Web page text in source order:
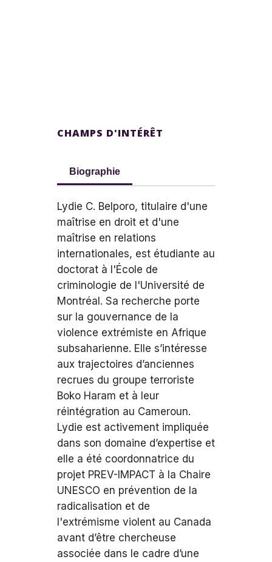
CHAMPS D'INTÉRÊT
Biographie
Lydie C. Belporo, titulaire d'une
maîtrise en droit et d'une
maîtrise en relations
internationales, est étudiante au
doctorat à l'École de
criminologie de l'Université de
Montréal. Sa recherche porte
sur la gouvernance de la
violence extrémiste en Afrique
subsaharienne. Elle s’intéresse
aux trajectoires d’anciennes
recrues du groupe terroriste
Boko Haram et à leur
réintégration au Cameroun.
Lydie est activement impliquée
dans son domaine d’expertise et
elle a été coordonnatrice du
projet PREV-IMPACT à la Chaire
UNESCO en prévention de la
radicalisation et de
l'extrémisme violent au Canada
avant d’être chercheuse
associée dans le cadre d’une